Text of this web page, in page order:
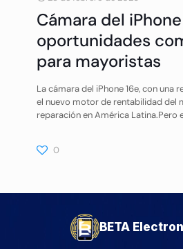
Cámara del iPhone
oportunidades
para mayoristas
La cámara del iPhone 16e, con una
el nuevo motor de rentabilidad del
reparación en América Latina.Pero
0
BETA